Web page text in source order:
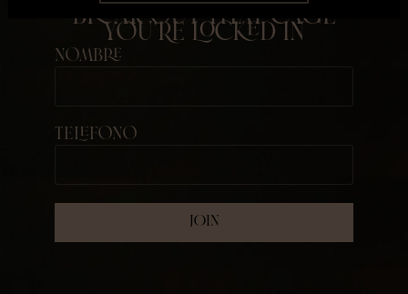
break out that cage
you'Re locked in
Nombre
Telefono